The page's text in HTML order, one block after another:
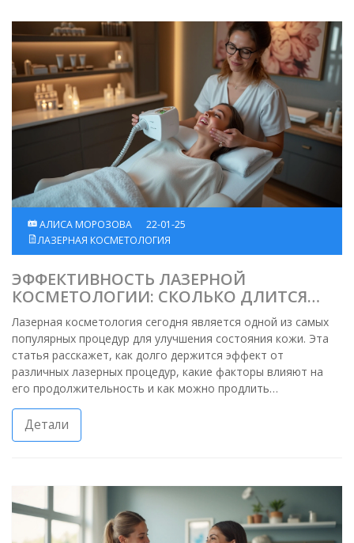
АЛИСА МОРОЗОВА
22-01-25
ЛАЗЕРНАЯ КОСМЕТОЛОГИЯ
ЭФФЕКТИВНОСТЬ ЛАЗЕРНОЙ
КОСМЕТОЛОГИИ: СКОЛЬКО ДЛИТСЯ
РЕЗУЛЬТАТ?
Лазерная косметология сегодня является одной из самых
популярных процедур для улучшения состояния кожи. Эта
статья расскажет, как долго держится эффект от
различных лазерных процедур, какие факторы влияют на
его продолжительность и как можно продлить
впечатляющий результат. Обсудим различные виды
лазеров, их действия и то, как правильно ухаживать за
кожей после процедуры. Тема будет интересна всем, кто
Детали